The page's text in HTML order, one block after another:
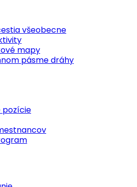
všeobecne
mapy
pásme dráhy
pozície